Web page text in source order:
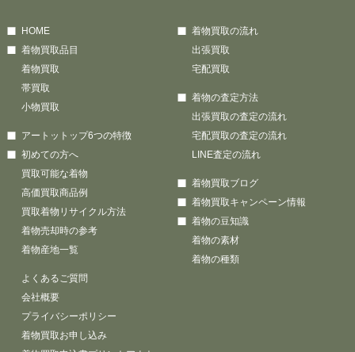
HOME
着物買取品目
着物買取
帯買取
小物買取
アートットップ6つの特徴
初めての方へ
買取可能な着物
高価買取商品例
買取着物リサイクル方法
着物売却時の参考
着物産地一覧
着物買取の流れ
出張買取
宅配買取
着物の査定方法
出張買取の査定の流れ
宅配買取の査定の流れ
LINE査定の流れ
着物買取ブログ
着物買取キャンペーン情報
着物の豆知識
着物の素材
着物の種類
よくあるご質問
会社概要
プライバシーポリシー
着物買取お申し込み